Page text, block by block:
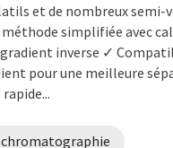
et de nombreux
méthode simplifiée avec
inverse ✓
pour une meilleure